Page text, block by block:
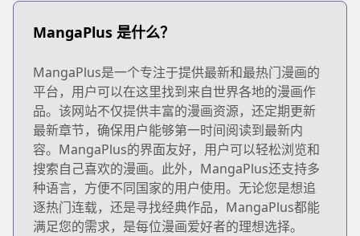
MangaPlus 是什么？
MangaPlus是一个专注于提供最新和最热门漫画的
平台，用户可以在这里找到来自世界各地的漫画作
品。该网站不仅提供丰富的漫画资源，还定期更新
最新章节，确保用户能够第一时间阅读到最新内
容。MangaPlus的界面友好，用户可以轻松浏览和
搜索自己喜欢的漫画。此外，MangaPlus还支持多
种语言，方便不同国家的用户使用。无论您是想追
逐热门连载，还是寻找经典作品，MangaPlus都能
满足您的需求，是每位漫画爱好者的理想选择。